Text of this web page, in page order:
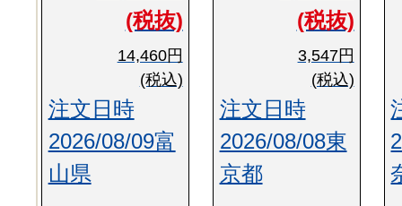
(税抜)
14,460円
(税込)
注文日時
2026/08/09富
山県
(税抜)
3,547円
(税込)
注文日時
2026/08/08東
京都